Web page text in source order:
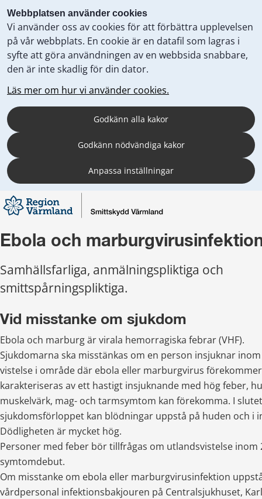
Webbplatsen använder cookies
Vi använder oss av cookies för att förbättra upplevelsen
på vår webbplats. En cookie är en datafil som lagras i
syfte att göra användningen av en webbsida snabbare,
den är inte skadlig för din dator.
Läs mer om hur vi använder cookies.
Godkänn alla kakor
Godkänn nödvändiga kakor
Anpassa inställningar
Ebola och
Samhällsfarliga, anmälningspliktiga och
smittspårningspliktiga.
Vid misstanke om sjukdom
Ebola och marburg är virala hemorragiska febrar (VHF).
Sjukdomarna ska misstänkas om en person insjuknar
vistelse i område där ebola eller marburgvirus
karakteriseras av ett hastigt insjuknande med hög feber,
muskelvärk, mag- och tarmsymtom kan förekomma. I
sjukdomsförloppet kan blödningar uppstå på huden och i
Dödligheten är mycket hög.
Personer med feber bör tillfrågas om utlandsvistelse inom
symtomdebut.
Om misstanke om ebola eller marburgvirusinfektion
vårdpersonal infektionsbakjouren på Centralsjukhuset,